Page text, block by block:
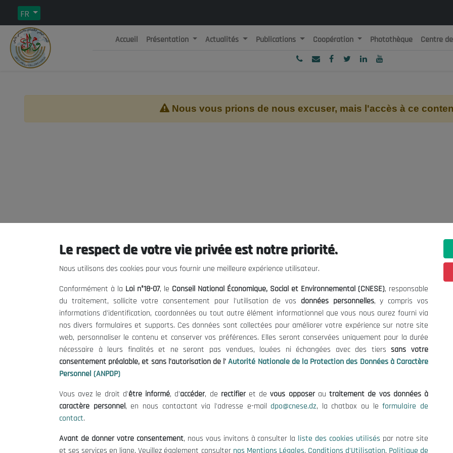
FR
République Algérienne Démocratique et Populaire
Accueil Présentation Actualités Publications Coopération Photothèque Centre
Nous vous prions de nous excuser, mais l'accès à ce
Le CNESE
Le président
Organisation
Publications
Informations utiles
Mentions Légales
Conditions d'Utilisation
Politique de Protection des Données
Politique des Cookies
contact@cnese.dz
Suggestions ou Initiatives ?
Newsletter
Inscrivez-vous, soyez le premier à
nos dernières nouvelles.
Suivez-Nous!
© 2026 Conseil National Économique, Social et Environnemental
Le respect de votre vie privée est notre priorité.
Nous utilisons des cookies pour vous fournir une meilleure expérience utilisateur.
Conformément à la Loi n°18-07, le Conseil National Économique, Social et Environnemental (CNESE), responsable
du traitement, sollicite votre consentement pour l'utilisation de vos données personnelles, y compris vos
informations d'identification, coordonnées ou tout autre élément informationnel que vous nous aurez fourni via
nos divers formulaires et supports. Ces données sont collectées pour améliorer votre expérience sur notre site
web, personnaliser le contenu et conserver vos préférences. Elles seront conservées uniquement pour la durée
nécessaire à leurs finalités et ne seront pas vendues, louées ni échangées avec des tierssans votre
consentement préalable, et sans l'autorisation de l' Autorité Nationale de la Protection des Données à Caractère
Personnel (ANPDP)
Vous avez le droit d'être informé, d'accéder, de rectifieret devous opposerautraitement de vos données à
caractère personnel, en nous contactant via l'adresse e-mail dpo@cnese.dz, la chatbox ou leformulaire de
contact.
Avant de donner votre consentement, nous vous invitons à consulter la liste des cookies utilisés par notre site
et ses services en ligne. Veuillez également consulter nos Mentions Légales, Conditions d'Utilisation, Politique de